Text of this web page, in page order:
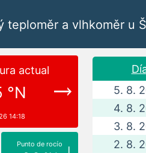
teploměr a vlhkoměr u
actual
°N
14:18
Punto de rocío
5. 8.
4. 8.
3. 8.
2. 8.